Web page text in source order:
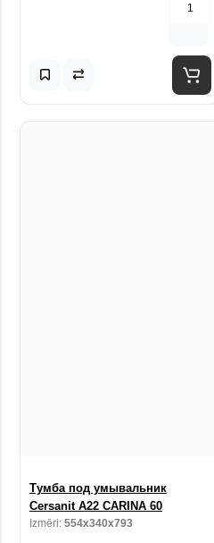
Тумба под умывальник
Cersanit A22 CARINA 60
Izmēri: 554x340x793